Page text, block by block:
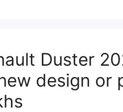
Duster
design or